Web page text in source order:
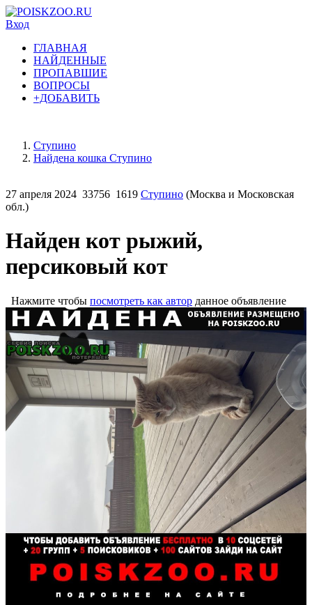
Вход
ГЛАВНАЯ
НАЙДЕННЫЕ
ПРОПАВШИЕ
ВОПРОСЫ
+ДОБАВИТЬ
Ступино
Найдена кошка Ступино
27 апреля 2024 33756 1619 Ступино (Москва и Московская
обл.)
Найден кот рыжий,
персиковый кот
Нажмите чтобы посмотреть как автор данное объявление